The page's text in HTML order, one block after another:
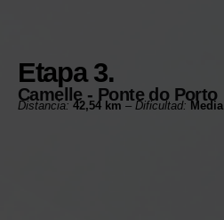
Etapa 3.
Camelle - Ponte do Porto
Distancia: 42,54 km – Dificultad: Media